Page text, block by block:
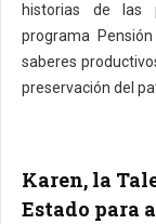
historias de las
programa
saberes
preservación del
Karen, la
Estado para